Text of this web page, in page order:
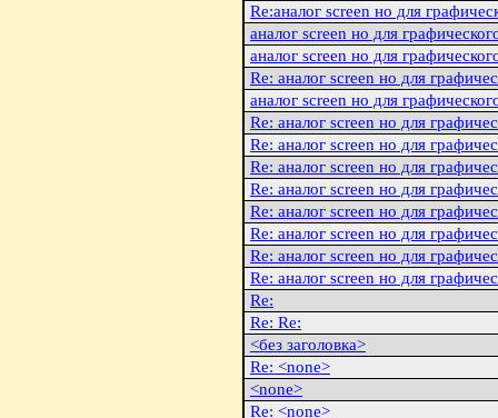
Re:аналог screen но для
аналог screen но для
аналог screen но для
Re: аналог screen но для
аналог screen но для
Re: аналог screen но для
Re: аналог screen но для
Re: аналог screen но для
Re: аналог screen но для
Re: аналог screen но для
Re: аналог screen но для
Re: аналог screen но для
Re: аналог screen но для
Re:
Re: Re:
<без заголовка>
Re: <none>
<none>
Re: <none>